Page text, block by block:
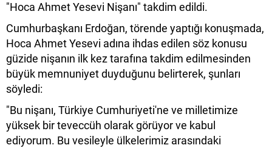
"Hoca Ahmet Yesevi Nişanı" takdim edildi.
Cumhurbaşkanı Erdoğan, törende yaptığı konuşmada,
Hoca Ahmet Yesevi adına ihdas edilen söz konusu
güzide nişanın ilk kez tarafına takdim edilmesinden
büyük memnuniyet duyduğunu belirterek, şunları
söyledi:
"Bu nişanı, Türkiye Cumhuriyeti'ne ve milletimize
yüksek bir teveccüh olarak görüyor ve kabul
ediyorum. Bu vesileyle ülkelerimiz arasındaki